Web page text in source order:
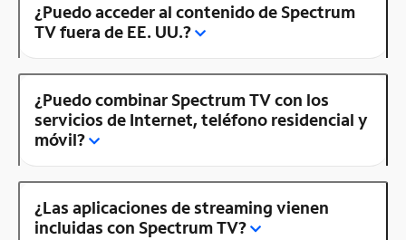
¿Puedo acceder al contenido de Spectrum
TV fuera de EE. UU.?
¿Puedo combinar Spectrum TV con los
servicios de Internet, teléfono residencial y
móvil?
¿Las aplicaciones de streaming vienen
incluidas con Spectrum TV?